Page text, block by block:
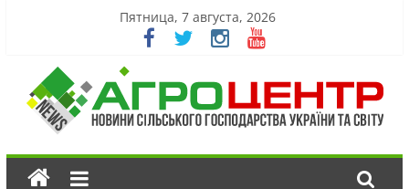
Пятница, 7 августа, 2026